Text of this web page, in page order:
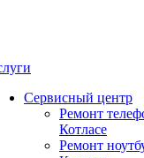
Сервисный центр
Ремонт
Котлаcе
Ремонт